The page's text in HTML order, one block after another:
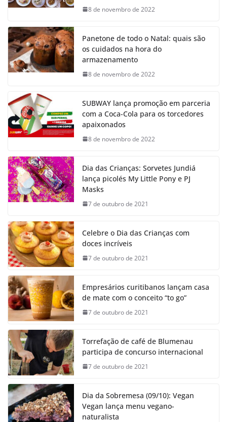
8 de novembro de 2022
Panetone de todo o Natal: quais são
os cuidados na hora do
armazenamento
8 de novembro de 2022
SUBWAY lança promoção em parceria
com a Coca-Cola para os torcedores
apaixonados
8 de novembro de 2022
Dia das Crianças: Sorvetes Jundiá
lança picolés My Little Pony e PJ
Masks
7 de outubro de 2021
Celebre o Dia das Crianças com
doces incríveis
7 de outubro de 2021
Empresários curitibanos lançam casa
de mate com o conceito “to go”
7 de outubro de 2021
Torrefação de café de Blumenau
participa de concurso internacional
7 de outubro de 2021
Dia da Sobremesa (09/10): Vegan
Vegan lança menu vegano-
naturalista